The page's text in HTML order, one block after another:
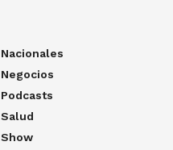
Nacionales
Negocios
Podcasts
Salud
Show